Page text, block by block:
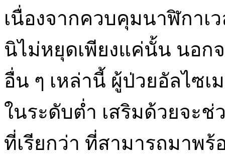
เนื่องจากควบคุมนาฬิกาเ
นิไม่หยุดเพียงแค่นั้น นอก
อื่น ๆ เหล่านี้ ผู้ป่วยอัลไซ
ในระดับต่ำ เสริมด้วยจะ
ที่เรียกว่า ที่สามารถมาพ